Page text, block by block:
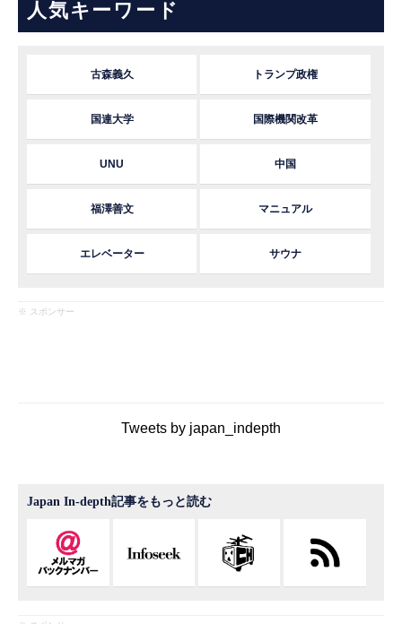
人気キーワード
古森義久 トランプ政権
国連大学 国際機関改革
UNU 中国
福澤善文 マニュアル
エレベーター サウナ
※ スポンサー
Tweets by japan_indepth
Japan In-depth記事をもっと読む